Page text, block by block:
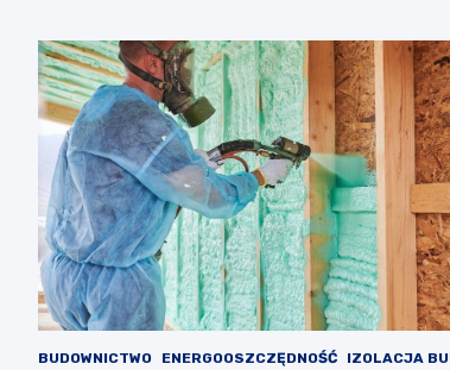
BUDOWNICTWO ENERGOOSZCZĘDNOŚĆ
IZOLACJA